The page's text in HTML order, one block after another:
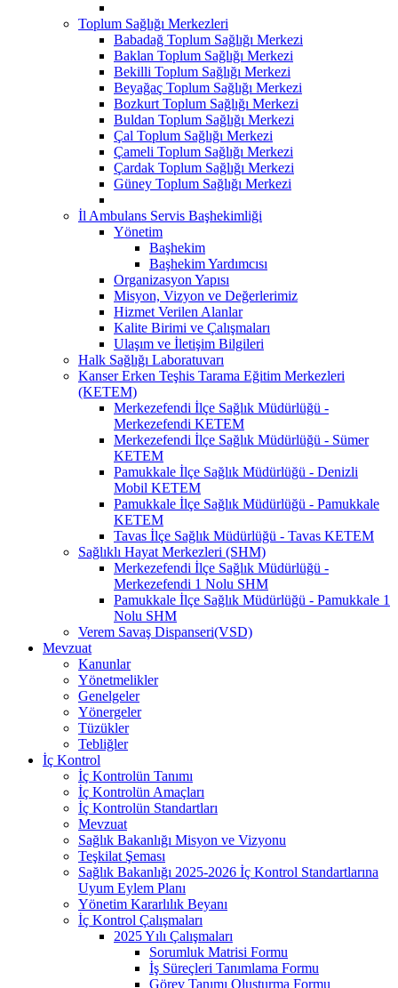
Toplum Sağlığı Merkezleri
Babadağ Toplum Sağlığı Merkezi
Baklan Toplum Sağlığı Merkezi
Bekilli Toplum Sağlığı Merkezi
Beyağaç Toplum Sağlığı Merkezi
Bozkurt Toplum Sağlığı Merkezi
Buldan Toplum Sağlığı Merkezi
Çal Toplum Sağlığı Merkezi
Çameli Toplum Sağlığı Merkezi
Çardak Toplum Sağlığı Merkezi
Güney Toplum Sağlığı Merkezi
İl Ambulans Servis Başhekimliği
Yönetim
Başhekim
Başhekim Yardımcısı
Organizasyon Yapısı
Misyon, Vizyon ve Değerlerimiz
Hizmet Verilen Alanlar
Kalite Birimi ve Çalışmaları
Ulaşım ve İletişim Bilgileri
Halk Sağlığı Laboratuvarı
Kanser Erken Teşhis Tarama Eğitim Merkezleri
(KETEM)
Merkezefendi İlçe Sağlık Müdürlüğü -
Merkezefendi KETEM
Merkezefendi İlçe Sağlık Müdürlüğü - Sümer
KETEM
Pamukkale İlçe Sağlık Müdürlüğü - Denizli
Mobil KETEM
Pamukkale İlçe Sağlık Müdürlüğü - Pamukkale
KETEM
Tavas İlçe Sağlık Müdürlüğü - Tavas KETEM
Sağlıklı Hayat Merkezleri (SHM)
Merkezefendi İlçe Sağlık Müdürlüğü -
Merkezefendi 1 Nolu SHM
Pamukkale İlçe Sağlık Müdürlüğü - Pamukkale 1
Nolu SHM
Verem Savaş Dispanseri(VSD)
Mevzuat
Kanunlar
Yönetmelikler
Genelgeler
Yönergeler
Tüzükler
Tebliğler
İç Kontrol
İç Kontrolün Tanımı
İç Kontrolün Amaçları
İç Kontrolün Standartları
Mevzuat
Sağlık Bakanlığı Misyon ve Vizyonu
Teşkilat Şeması
Sağlık Bakanlığı 2025-2026 İç Kontrol Standartlarına
Uyum Eylem Planı
Yönetim Kararlılık Beyanı
İç Kontrol Çalışmaları
2025 Yılı Çalışmaları
Sorumluk Matrisi Formu
İş Süreçleri Tanımlama Formu
Görev Tanımı Oluşturma Formu